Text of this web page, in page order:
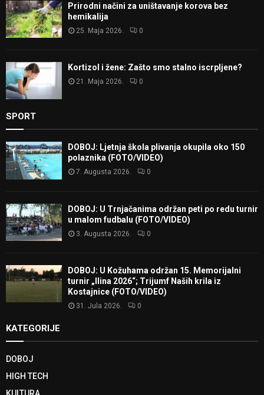
Prirodni načini za uništavanje korova bez
hemikalija
25. Maja 2026. 0
Kortizol i žene: Zašto smo stalno iscrpljene?
21. Maja 2026. 0
SPORT
DOBOJ: Ljetnja škola plivanja okupila oko 150
polaznika (FOTO/VIDEO)
7. Augusta 2026. 0
DOBOJ: U Trnjačanima održan peti po redu turnir
u malom fudbalu (FOTO/VIDEO)
3. Augusta 2026. 0
DOBOJ: U Kožuhama održan 15. Memorijalni
turnir „Ilina 2026“; Trijumf Naših krila iz
Kostajnice (FOTO/VIDEO)
31. Jula 2026. 0
KATEGORIJE
DOBOJ
HIGH TECH